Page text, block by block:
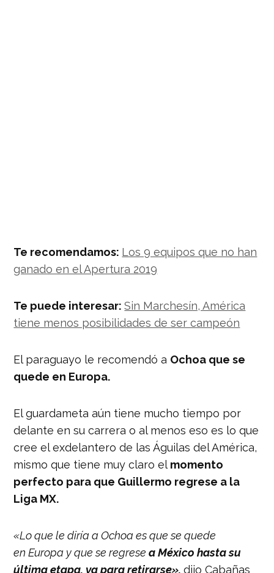
Te recomendamos: Los 9 equipos que no han
ganado en el Apertura 2019
Te puede interesar:Sin Marchesín, América
tiene menos posibilidades de ser campeón
El paraguayo le recomendó a Ochoa que se
quede en Europa.
El guardameta aún tiene mucho tiempo por
delante en su carrera o al menos eso es lo que
cree el exdelantero de las Águilas del América,
mismo que tiene muy claro el momento
perfecto para que Guillermo regrese a la
Liga MX.
«Lo que le diría a Ochoa es que se quede
en Europa y que se regresea México hasta su
última etapa, ya para retirarse», dijo Cabañas